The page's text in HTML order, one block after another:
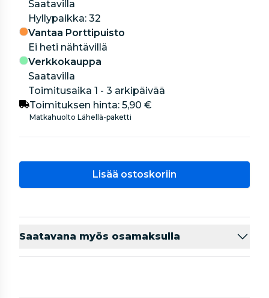
Saatavilla
hyllypaikka: 32
Vantaa Porttipuisto
Ei heti nähtävillä
Verkkokauppa
Saatavilla
Toimitusaika 1 - 3 arkipäivää
Toimituksen hinta: 5,90 €
Matkahuolto Lähellä-paketti
Lisää ostoskoriin
Saatavana myös osamaksulla